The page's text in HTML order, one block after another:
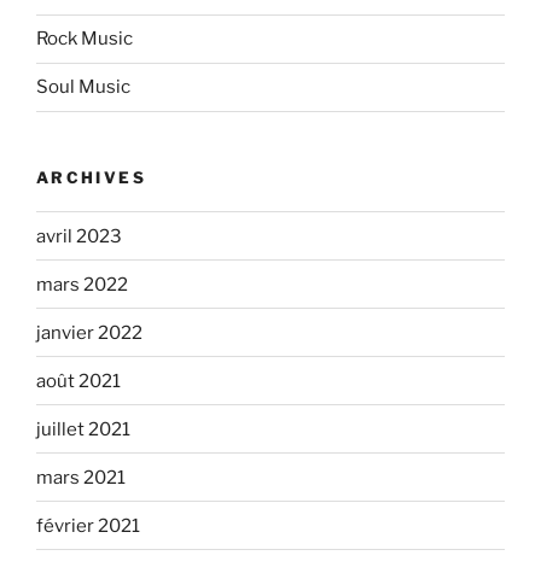
Rock Music
Soul Music
ARCHIVES
avril 2023
mars 2022
janvier 2022
août 2021
juillet 2021
mars 2021
février 2021